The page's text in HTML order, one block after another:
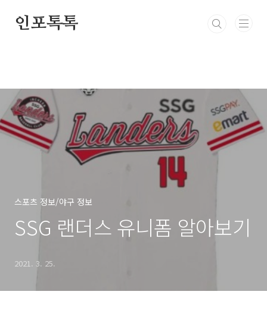
인포톡톡
스포츠 정보/야구 정보
SSG 랜더스 유니폼 알아보기
2021. 3. 25.